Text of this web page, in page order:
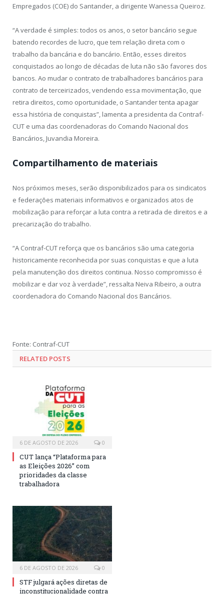
Empregados (COE) do Santander, a dirigente Wanessa Queiroz.
“A verdade é simples: todos os anos, o setor bancário segue
batendo recordes de lucro, que tem relação direta com o
trabalho da bancária e do bancário. Então, esses direitos
conquistados ao longo de décadas de luta não são favores dos
bancos. Ao mudar o contrato de trabalhadores bancários para
contrato de terceirizados, vendendo essa movimentação, que
retira direitos, como oportunidade, o Santander tenta apagar
essa história de conquistas”, lamenta a presidenta da Contraf-
CUT e uma das coordenadoras do Comando Nacional dos
Bancários, Juvandia Moreira.
Compartilhamento de materiais
Nos próximos meses, serão disponibilizados para os sindicatos
e federações materiais informativos e organizados atos de
mobilização para reforçar a luta contra a retirada de direitos e a
precarização do trabalho.
“A Contraf-CUT reforça que os bancários são uma categoria
historicamente reconhecida por suas conquistas e que a luta
pela manutenção dos direitos continua. Nosso compromisso é
mobilizar e dar voz à verdade”, ressalta Neiva Ribeiro, a outra
coordenadora do Comando Nacional dos Bancários.
Fonte: Contraf-CUT
RELATED POSTS
6 DE AGOSTO DE 2026 0
CUT lança “Plataforma para
as Eleições 2026” com
prioridades da classe
trabalhadora
6 DE AGOSTO DE 2026 0
STF julgará ações diretas de
inconstitucionalidade contra